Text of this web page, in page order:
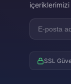
içeriklerimizi
SSL